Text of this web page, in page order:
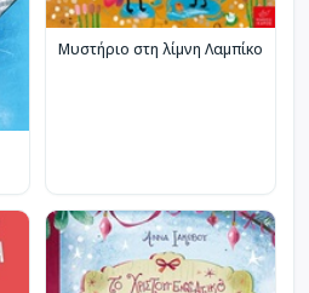
Μυστήριο στη λίμνη Λαμπίκο